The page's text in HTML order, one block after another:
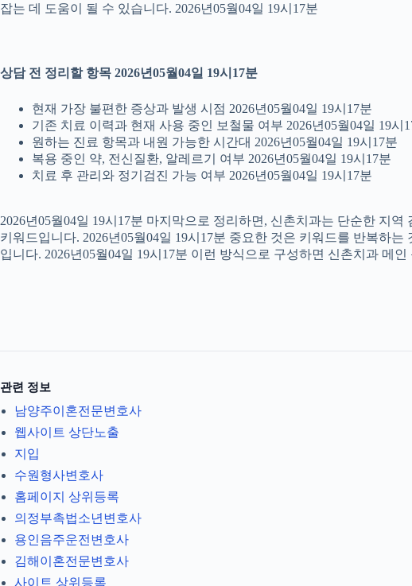
잡는 데 도움이 될 수 있습니다. 2026년05월04일 19시17분
상담 전 정리할 항목 2026년05월04일 19시17분
현재 가장 불편한 증상과 발생 시점 2026년05월04일 19시17분
기존 치료 이력과 현재 사용 중인 보철물 여부 2026년05월04일 19시
원하는 진료 항목과 내원 가능한 시간대 2026년05월04일 19시17분
복용 중인 약, 전신질환, 알레르기 여부 2026년05월04일 19시17분
치료 후 관리와 정기검진 가능 여부 2026년05월04일 19시17분
2026년05월04일 19시17분 마지막으로 정리하면, 신촌치과는 단순한 지
키워드입니다. 2026년05월04일 19시17분 중요한 것은 키워드를 반복하
입니다. 2026년05월04일 19시17분 이런 방식으로 구성하면 신촌치과 메
관련 정보
남양주이혼전문변호사
웹사이트 상단노출
지입
수원형사변호사
홈페이지 상위등록
의정부촉법소년변호사
용인음주운전변호사
김해이혼전문변호사
사이트 상위등록